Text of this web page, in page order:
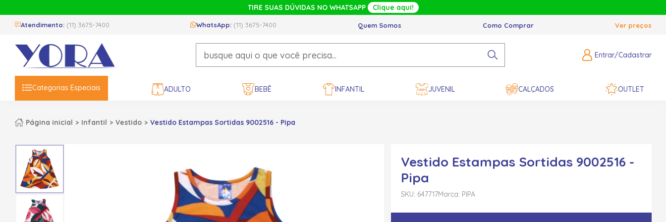
TIRE SUAS DÚVIDAS NO WHATSAPP Clique aqui!
Atendimento: (11) 3675-7400 WhatsApp: (11) 3675-7400 Quem Somos Como Comprar Ver preços
Entrar/Cadastrar
Categorias Especiais ADULTO BEBÊ INFANTIL JUVENIL CALÇADOS OUTLET
Página inicial Infantil Vestido Vestido Estampas Sortidas 9002516 - Pipa
Vestido Estampas Sortidas 9002516 -
Pipa
SKU: 647717Marca: PIPA